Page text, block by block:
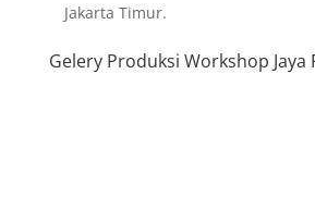
Jakarta Timur.
Gelery Produksi Workshop Jaya